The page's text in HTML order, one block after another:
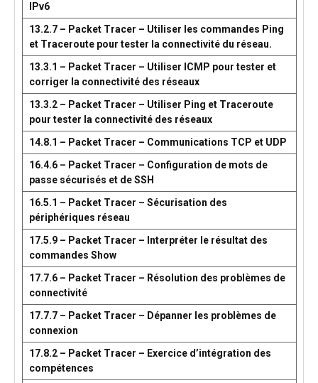
IPv6
13.2.7 – Packet Tracer – Utiliser les commandes Ping
et Traceroute pour tester la connectivité du réseau.
13.3.1 – Packet Tracer – Utiliser ICMP pour tester et
corriger la connectivité des réseaux
13.3.2 – Packet Tracer – Utiliser Ping et Traceroute
pour tester la connectivité des réseaux
14.8.1 – Packet Tracer – Communications TCP et UDP
16.4.6 – Packet Tracer – Configuration de mots de
passe sécurisés et de SSH
16.5.1 – Packet Tracer – Sécurisation des
périphériques réseau
17.5.9 – Packet Tracer – Interpréter le résultat des
commandes Show
17.7.6 – Packet Tracer – Résolution des problèmes de
connectivité
17.7.7 – Packet Tracer – Dépanner les problèmes de
connexion
17.8.2 – Packet Tracer – Exercice d’intégration des
compétences